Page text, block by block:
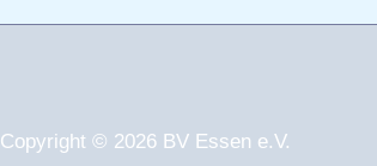
Copyright © 2026 BV Essen e.V.